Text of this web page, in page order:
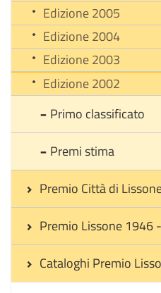
Edizione 2005
Edizione 2004
Edizione 2003
Edizione 2002
Primo classificato
Premi stima
Premio Città di
Premio Lissone 1946
Cataloghi Premio